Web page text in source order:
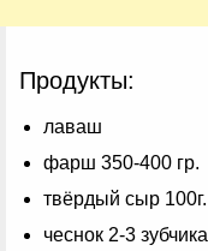
Продукты:
лаваш
фарш 350-400 гр.
твёрдый сыр 100г.
чеснок 2-3 зубчика